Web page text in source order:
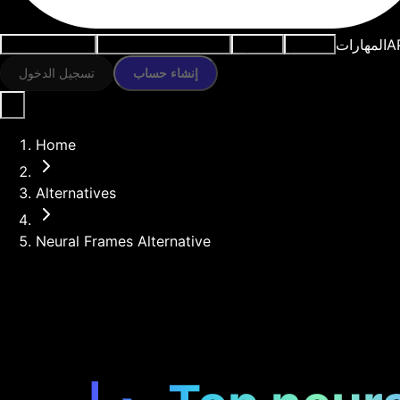
المهارات
تسجيل الدخول إنشاء حساب
Home
Alternatives
Neural Frames Alternative